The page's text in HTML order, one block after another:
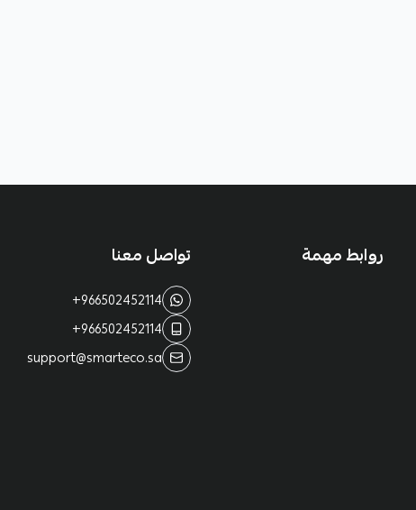
روابط مهمة تواصل معنا
+966502452114
+966502452114
support@smarteco.sa